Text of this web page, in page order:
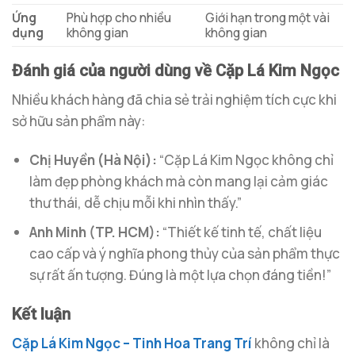
Ứng
dụng
Phù hợp cho nhiều
không gian
Giới hạn trong một vài
không gian
Đánh giá của người dùng về Cặp Lá Kim Ngọc
Nhiều khách hàng đã chia sẻ trải nghiệm tích cực khi
sở hữu sản phẩm này:
Chị Huyền (Hà Nội): “Cặp Lá Kim Ngọc không chỉ
làm đẹp phòng khách mà còn mang lại cảm giác
thư thái, dễ chịu mỗi khi nhìn thấy.”
Anh Minh (TP. HCM): “Thiết kế tinh tế, chất liệu
cao cấp và ý nghĩa phong thủy của sản phẩm thực
sự rất ấn tượng. Đúng là một lựa chọn đáng tiền!”
Kết luận
Cặp Lá Kim Ngọc – Tinh Hoa Trang Trí không chỉ là